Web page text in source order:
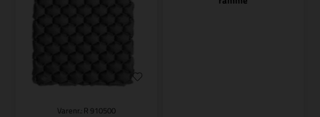
Varenr.: R 910500